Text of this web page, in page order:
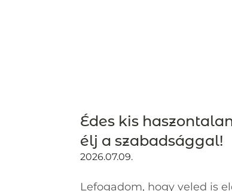
Édes kis
élj a szabadsággal!
2026.07.09.
Lefogadom, hogy veled is